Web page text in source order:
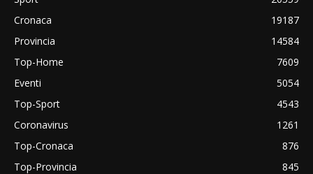
Cronaca
19187
Provincia
14584
Top-Home
7609
Eventi
5054
Top-Sport
4543
Coronavirus
1261
Top-Cronaca
876
Top-Provincia
845